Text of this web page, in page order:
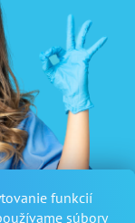
funkcií
súbory